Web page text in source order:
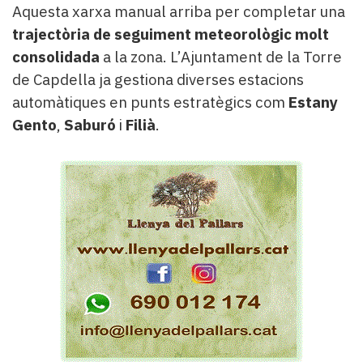
Aquesta xarxa manual arriba per completar una
trajectòria de seguiment meteorològic molt
consolidada a la zona. L’Ajuntament de la Torre
de Capdella ja gestiona diverses estacions
automàtiques en punts estratègics com Estany
Gento, Saburó i Filià.